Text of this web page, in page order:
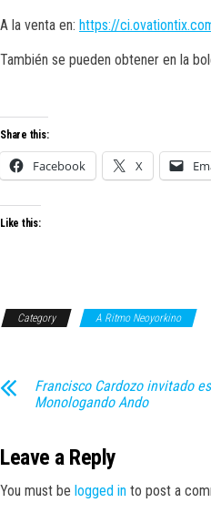
A la venta en: https://
También se pueden obtener en la
Share this:
Facebook X
Like this:
Category A Ritmo Neoyorkino
Francisco Cardozo invitado
Monologando Ando
Leave a Reply
You must be logged in to post a